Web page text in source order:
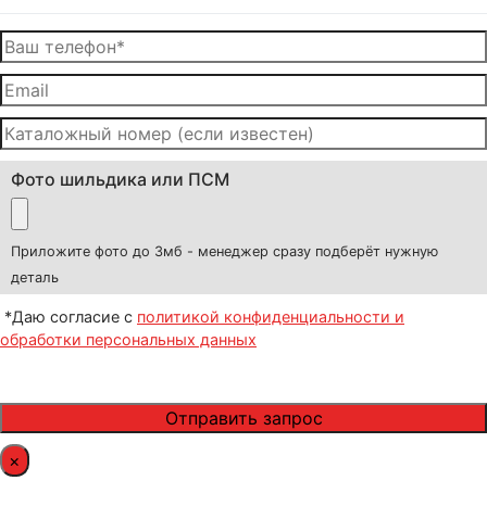
Фото шильдика или ПСМ
Приложите фото до 3мб - менеджер сразу подберёт нужную
деталь
*Даю согласие с политикой конфиденциальности и
обработки персональных данных
×